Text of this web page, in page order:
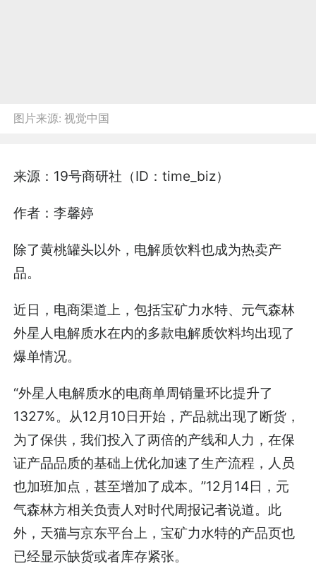
图片来源:视觉中国
来源：19号商研社（ID：time_biz）
作者：李馨婷
除了黄桃罐头以外，电解质饮料也成为热卖产
品。
近日，电商渠道上，包括宝矿力水特、元气森林
外星人电解质水在内的多款电解质饮料均出现了
爆单情况。
“外星人电解质水的电商单周销量环比提升了
1327%。从12月10日开始，产品就出现了断货，
为了保供，我们投入了两倍的产线和人力，在保
证产品品质的基础上优化加速了生产流程，人员
也加班加点，甚至增加了成本。”12月14日，元
气森林方相关负责人对时代周报记者说道。此
外，天猫与京东平台上，宝矿力水特的产品页也
已经显示缺货或者库存紧张。